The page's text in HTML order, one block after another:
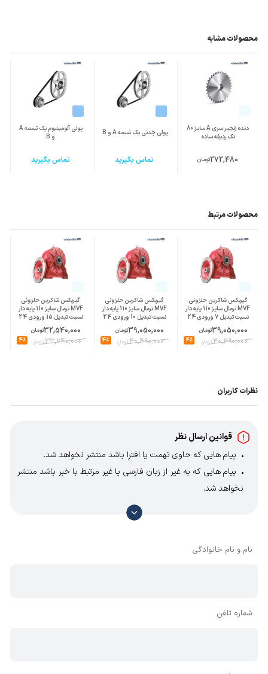
محصولات مشابه
دنده زنجیر سری A سایز 80
تک ردیفه ساده
272,480تومان
پولی چدنی یک تسمه A و B
تماس بگیرید
پولی آلومینیوم یک تسمه A
و B
تماس بگیرید
محصولات مرتبط
گیربکس شاکرین حلزونی
MVF نرمال سایز 110 پایه دار
نسبت تبدیل 7 ورودی 24
پوسته چدن
39,050,000تومان
40,490,000تومان 4%
گیربکس شاکرین حلزونی
MVF نرمال سایز 110 پایه دار
نسبت تبدیل 10 ورودی 24
پوسته چدن
39,050,000تومان
40,490,000تومان 4%
گیربکس شاکرین حلزونی
MVF نرمال سایز 110 پایه دار
نسبت تبدیل 15 ورودی 24
پوسته چدن
32,540,000تومان
33,740,000تومان 4%
نظرات کاربران
قوانین ارسال نظر
پیام هایی که حاوی تهمت یا افترا باشد منتشر نخواهد شد.
پیام هایی که به غیر از زبان فارسی یا غیر مرتبط با خبر باشد منتشر
نخواهد شد.
با توجه به آن که امکان موافقت یا مخالفت با محتوای نظرات
وجود دارد، معمولا نظراتی که محتوای مشابه دارند، انتشار نمی‌یابند
نام و نام خانوادگی
شماره تلفن